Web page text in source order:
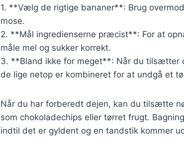
1. **Vælg de rigtige bananer**: Brug
mose.
2. **Mål ingredienserne præcist**: For at
måle mel og sukker korrekt.
3. **Bland ikke for meget**: Når du tilsætter
de lige netop er kombineret for at undgå et
Når du har forberedt dejen, kan du tilsætte
som chokoladechips eller tørret frugt.
indtil det er gyldent og en tandstik kommer